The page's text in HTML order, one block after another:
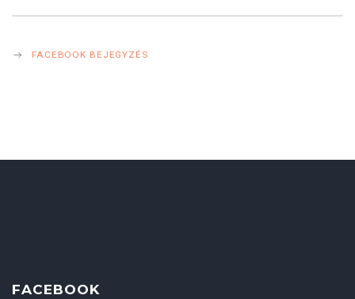
FACEBOOK BEJEGYZÉS
FACEBOOK